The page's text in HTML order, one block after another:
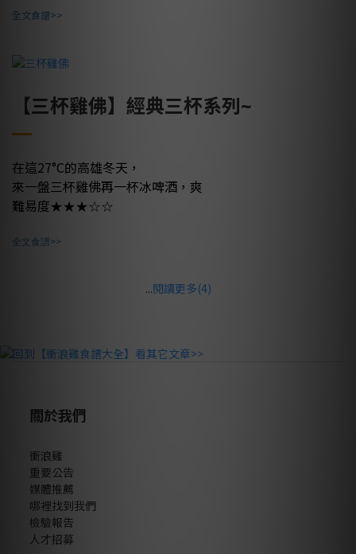
全文食譜>>
【三杯雞佛】經典三杯系列~
在這27°C的高雄冬天，
來一盤三杯雞佛再一杯冰啤酒，爽
難易度★★★☆☆
全文食譜>>
...閱讀更多(4)
關於我們
衝浪雞
重要公告
媒體推薦
哪裡找到我們
檢驗報告
人才招募